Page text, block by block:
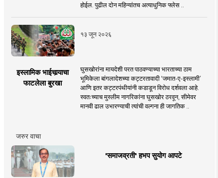
होईल. पुढील दोन महिन्यांतच अत्याधुनिक फ्लेस ..
१३ जून २०२६
इस्लामिक भाईचार्‍याचा
फाटलेला बुरखा
घुसखोरांना मायदेशी परत पाठवण्याच्या भारताच्या ठाम
भूमिकेला बांगलादेशच्या कट्टरतावादी ‘जमात-ए-इस्लामी’
आणि इतर कट्टरपंथीयांनी कडाडून विरोध दर्शवला आहे.
स्वतःच्याच मुस्लीम नागरिकांना घुसखोर ठरवून, सीमेवर
मानवी ढाल उभारण्याची त्यांची वल्गना ही जागतिक ..
जरुर वाचा
'समाजव्रती' हभप सुयोग आपटे